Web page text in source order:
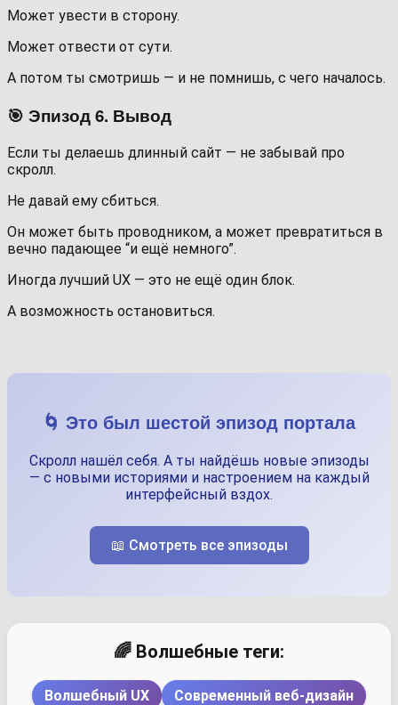
Может увести в сторону.
Может отвести от сути.
А потом ты смотришь — и не помнишь, с чего началось.
🎯 Эпизод 6. Вывод
Если ты делаешь длинный сайт — не забывай про
скролл.
Не давай ему сбиться.
Он может быть проводником, а может превратиться в
вечно падающее “и ещё немного”.
Иногда лучший UX — это не ещё один блок.
А возможность остановиться.
🌀 Это был шестой эпизод портала
Скролл нашёл себя. А ты найдёшь новые эпизоды
— с новыми историями и настроением на каждый
интерфейсный вздох.
📖 Смотреть все эпизоды
🌈 Волшебные теги:
Волшебный UX
Современный веб-дизайн